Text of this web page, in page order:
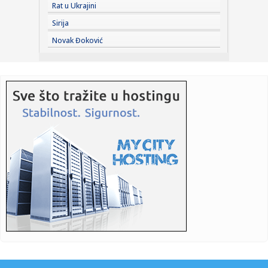
pola mili...
17:07:Vikend bez vode na dve lokacije u Nišu: Ekipe JKP Naisus
izlaz...
17:04: Xiaomi pravi veliki korak: HyperOS 4 "silazi među ljude"
17:03:
Tele...
17:03:Cvetkovićev gol u 16. sekundi nije najbrži koji je postigao
17:01:Dramatičan snimak: Lekari svojim telima štitili pacijenta
usred...
17:00:Samo 99 primeraka i čak 1.015 KS: Novi Lamborghini je
omaž slav...
Rat u Ukrajini
Sirija
Novak Đoković